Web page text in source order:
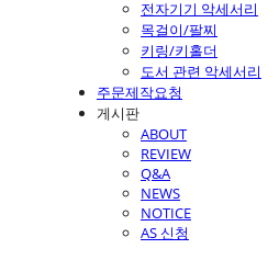
전자기기 악세서리
목걸이/팔찌
키링/키홀더
도서 관련 악세서리
주문제작요청
게시판
ABOUT
REVIEW
Q&A
NEWS
NOTICE
AS 신청